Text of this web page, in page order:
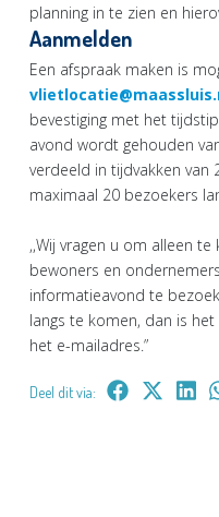
planning in te zien en
Aanmelden
Een afspraak maken is
bevestiging met het
avond wordt gehouden
verdeeld in tijdvakken van
maximaal 20 bezoekers
,,Wij vragen u om alleen
bewoners en
informatieavond te
langs te komen, dan is
het e-mailadres.”
Deel dit via: